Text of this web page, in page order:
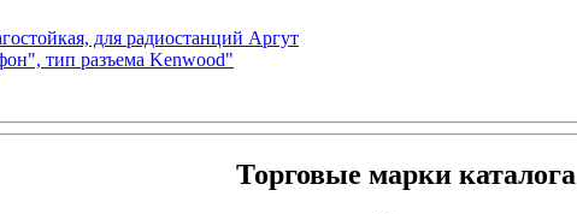
для радиостанций Аргут
тип разъема Kenwood"
Торговые марки каталога